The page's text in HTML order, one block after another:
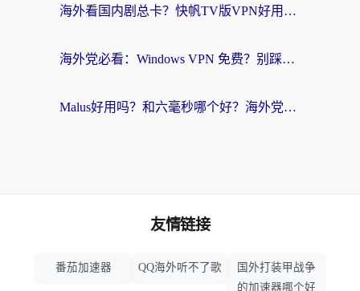
海外看国内剧总卡？快帆TV版VPN好用吗？和快滚VPN对比哪个回国效果更好？
海外党必看：Windows VPN 免费？别踩坑！教你选对好用的国内加速器无缝回国
Malus好用吗？和六毫秒哪个好？海外党选回国加速器的避坑指南
友情链接
番茄加速器 QQ海外听不了歌
国外打装甲战争
的加速器哪个好